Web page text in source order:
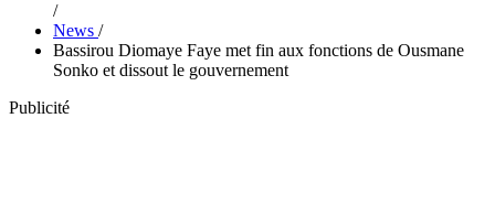
/
News /
Bassirou Diomaye Faye met fin aux fonctions de Ousmane
Sonko et dissout le gouvernement
Publicité